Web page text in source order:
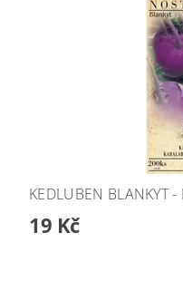
KEDLUBEN BLANKYT -
19 Kč